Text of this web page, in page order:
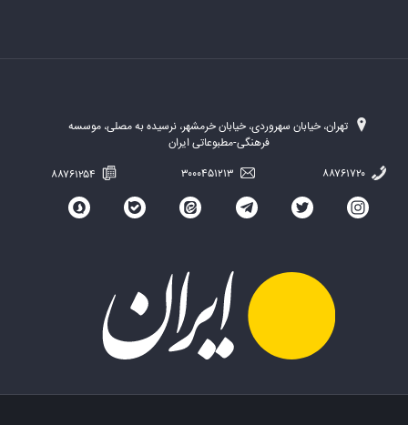
تهران، خیابان سهروردی، خیابان خرمشهر، نرسیده به مصلی، موسسه
فرهنگی-مطبوعاتی ایران